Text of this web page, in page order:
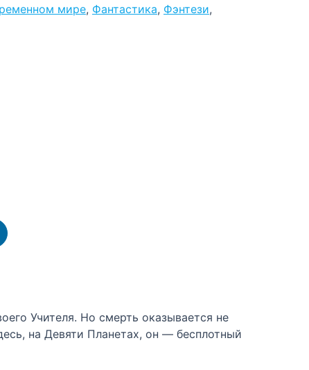
мире, Фантастика, Фэнтези,
Учителя. Но смерть оказывается не
на Девяти Планетах, он — бесплотный